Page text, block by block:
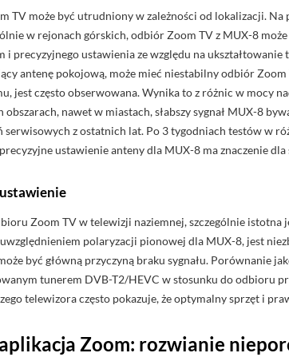
TV może być utrudniony w zależności od lokalizacji. Na
w rejonach górskich, odbiór Zoom TV z MUX-8
i precyzyjnego ustawienia ze względu na
antenę pokojową, może mieć niestabilny odbiór
jest często obserwowana. Wynika to z różnic w mocy
obszarach, nawet w miastach, słabszy sygnał MUX-8
serwisowych z ostatnich lat. Po 3 tygodniach testów w
ustawienie anteny dla MUX-8 ma znaczenie
Zoom TV w telewizji naziemnej, szczególnie istotna
polaryzacji pionowej dla MUX-8, jest
być główną przyczyną braku sygnału. Porównanie
tunerem DVB-T2/HEVC w stosunku do odbioru
telewizora często pokazuje, że optymalny sprzęt i
Zoom: rozwianie